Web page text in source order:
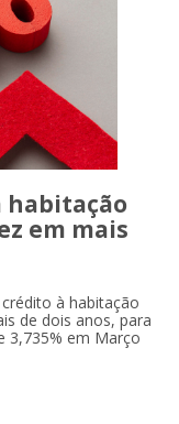
habitação
em mais
à habitação
de dois anos, para
3,735% em Março